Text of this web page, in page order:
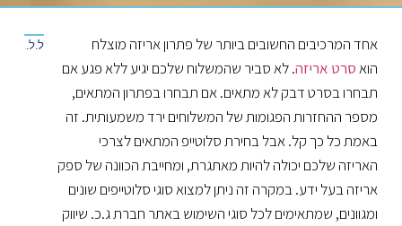
אחד המרכיבים החשובים ביותר של פתרון אריזה מוצלח
הואסרט אריזה. לא סביר שהמשלוח שלכם יגיע ללא פגע אם
תבחרו בסרט דבק לא מתאים. אם תבחרו בפתרון המתאים,
מספר ההחזרות הפגומות של המשלוחים ירד משמעותית. זה
באמת כל כך קל. אבל בחירת סלוטייפ המתאים לצרכי
האריזה שלכם יכולה להיות מאתגרת, ומחייבת הכוונה של ספק
אריזה בעל ידע. במקרה זה ניתן למצוא סוגי סלוטייפים שונים
ומגוונים, שמתאימים לכל סוגי השימוש באתר חברת ג.כ. שיווק
למאמר הקודםלמאמר הבא